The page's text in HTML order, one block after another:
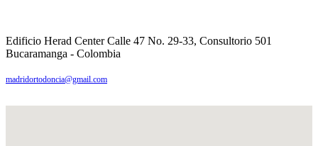
Edificio Herad Center Calle 47 No. 29-33, Consultorio 501
Bucaramanga - Colombia
madridortodoncia@gmail.com